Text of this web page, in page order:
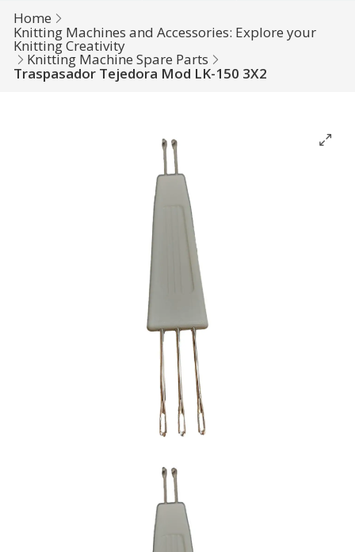
Home
Knitting Machines and Accessories: Explore your
Knitting Creativity
Knitting Machine Spare Parts
Traspasador Tejedora Mod LK-150 3X2